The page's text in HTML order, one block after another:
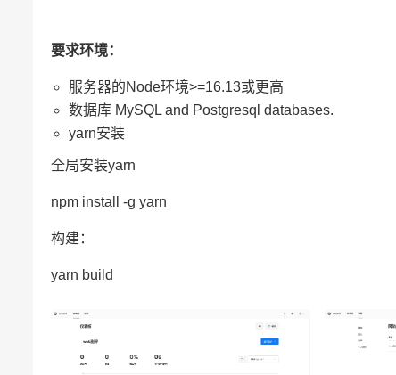
要求环境：
服务器的Node环境>=16.13或更高
数据库 MySQL and Postgresql databases.
yarn安装
全局安装yarn
npm install -g yarn
构建：
yarn build